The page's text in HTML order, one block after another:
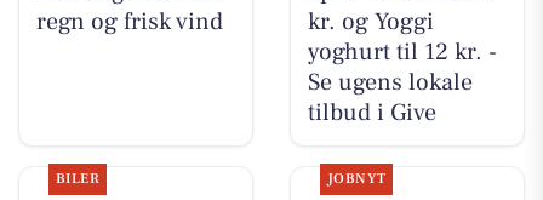
regn og frisk vind
kr. og Yoggi
yoghurt til 12 kr. -
Se ugens lokale
tilbud i Give
BILER JOBNYT